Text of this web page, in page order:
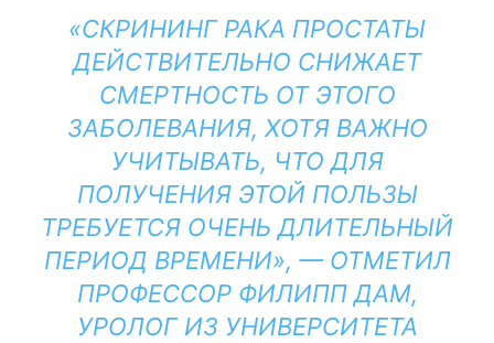
«СКРИНИНГ РАКА ПРОСТАТЫ
ДЕЙСТВИТЕЛЬНО СНИЖАЕТ
СМЕРТНОСТЬ ОТ ЭТОГО
ЗАБОЛЕВАНИЯ, ХОТЯ ВАЖНО
УЧИТЫВАТЬ, ЧТО ДЛЯ
ПОЛУЧЕНИЯ ЭТОЙ ПОЛЬЗЫ
ТРЕБУЕТСЯ ОЧЕНЬ ДЛИТЕЛЬНЫЙ
ПЕРИОД ВРЕМЕНИ», — ОТМЕТИЛ
ПРОФЕССОР ФИЛИПП ДАМ,
УРОЛОГ ИЗ УНИВЕРСИТЕТА